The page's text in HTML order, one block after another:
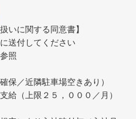
いに関する同意書】
送付してください
照
保／近隣駐車場空きあり）
給（上限２５，０００／月）